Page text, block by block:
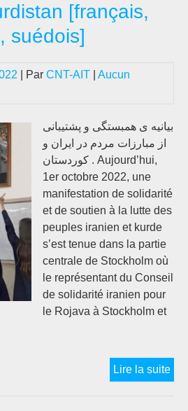
[français,
suédois]
| Par CNT-AIT
Aucun
بیانیه ی همبستگی و پشتیبانی
از مبارزات مردم در ایران و
کوردستان . Aujourd’hui,
1er octobre 2022, une
manifestation de solidarité
et de soutien à la lutte des
peuples iranien et kurde
s’est tenue dans la partie
centrale de Stockholm où
le représentant du Conseil
de solidarité iranien pour
le Rojava à Stockholm et
Lire la suite
de